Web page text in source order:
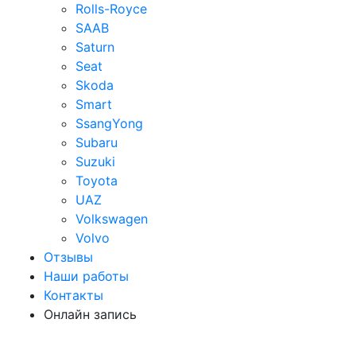
Rolls-Royce
SAAB
Saturn
Seat
Skoda
Smart
SsangYong
Subaru
Suzuki
Toyota
UAZ
Volkswagen
Volvo
Отзывы
Наши работы
Контакты
Онлайн запись